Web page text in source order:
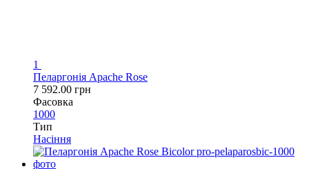
1
Пеларгонія Apache Rose
7 592.00 грн
Фасовка
1000
Тип
Насiння